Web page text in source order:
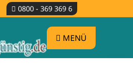
0800 - 369 369 6
MENÜ